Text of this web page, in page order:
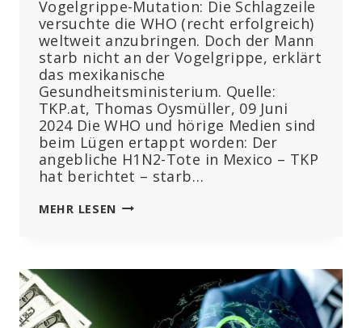
Vogelgrippe-Mutation: Die Schlagzeile
versuchte die WHO (recht erfolgreich)
weltweit anzubringen. Doch der Mann
starb nicht an der Vogelgrippe, erklärt
das mexikanische
Gesundheitsministerium. Quelle:
TKP.at, Thomas Oysmüller, 09 Juni
2024 Die WHO und hörige Medien sind
beim Lügen ertappt worden: Der
angebliche H1N2-Tote in Mexico – TKP
hat berichtet – starb…
MEHR LESEN MEXICO
VOGELGRIPPE